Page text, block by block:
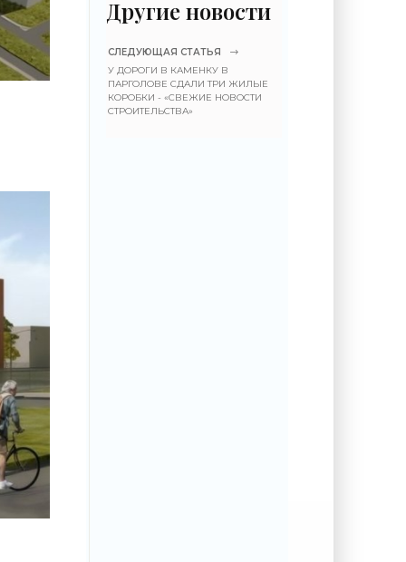
Другие новости
СЛЕДУЮЩАЯ СТАТЬЯ
У ДОРОГИ В КАМЕНКУ В
ПАРГОЛОВЕ СДАЛИ ТРИ ЖИЛЫЕ
КОРОБКИ - «СВЕЖИЕ НОВОСТИ
СТРОИТЕЛЬСТВА»